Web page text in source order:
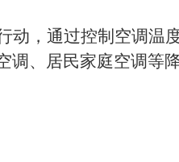
，通过控制空调温
、居民家庭空调等